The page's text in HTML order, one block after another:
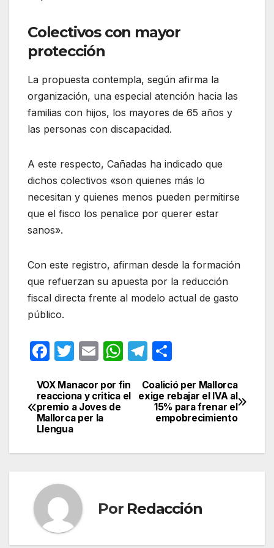
Colectivos con mayor
protección
La propuesta contempla, según afirma la
organización, una especial atención hacia las
familias con hijos, los mayores de 65 años y
las personas con discapacidad.
A este respecto, Cañadas ha indicado que
dichos colectivos «son quienes más lo
necesitan y quienes menos pueden permitirse
que el fisco los penalice por querer estar
sanos».
Con este registro, afirman desde la formación
que refuerzan su apuesta por la reducción
fiscal directa frente al modelo actual de gasto
público.
F
c
e
b
o
k
T
itt
er
E
ail
W
at
p
T
e
gr
a
m
m
p
ar
tir
Navegación
de
entradas
Coalició per Mallorca
exige rebajar el IVA al
15% para frenar el
empobrecimiento
VOX Manacor por fin
reacciona y critica el
premio a Joves de
Mallorca per la
Llengua
Por Redacción